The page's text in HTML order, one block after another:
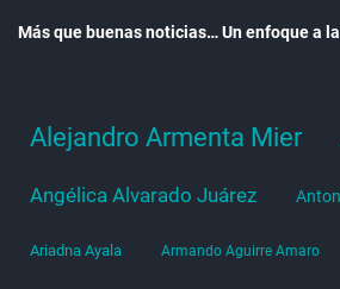
Más que buenas noticias… Un enfoque a
Alejandro Armenta Mier
Angélica Alvarado Juárez
Ariadna Ayala Armando Aguirre Amaro